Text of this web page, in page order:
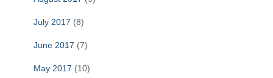
July 2017 (8)
June 2017 (7)
May 2017 (10)